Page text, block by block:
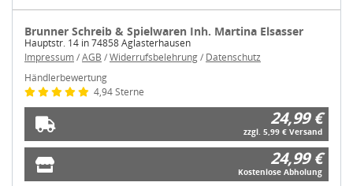
Brunner Schreib & Spielwaren Inh. Martina Elsasser
Hauptstr. 14 in 74858 Aglasterhausen
Impressum/AGB /Widerrufsbelehrung/ Datenschutz
Händlerbewertung
4,94 Sterne
24,99 €
zzgl. 5,99 € Versand
24,99 €
Kostenlose Abholung